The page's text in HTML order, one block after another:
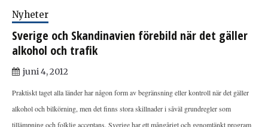
Nyheter
Sverige och Skandinavien förebild när det gäller
alkohol och trafik
juni 4, 2012
Praktiskt taget alla länder har någon form av begränsning eller kontroll när det gäller
alkohol och bilkörning, men det finns stora skillnader i såväl grundregler som
tillämpning och folklig acceptans. Sverige har ett mångårigt och genomtänkt program